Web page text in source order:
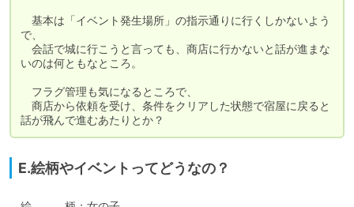
基本は「イベント発生場所」の指示通りに行くしかないよう
で、
会話で城に行こうと言っても、商店に行かないと話が進まな
いのは何ともなところ。
フラグ管理も気になるところで、
商店から依頼を受け、条件をクリアした状態で宿屋に戻ると
話が飛んで進むあたりとか？
E.絵柄やイベントってどうなの？